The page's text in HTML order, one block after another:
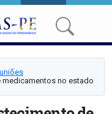
medicamentos no estado